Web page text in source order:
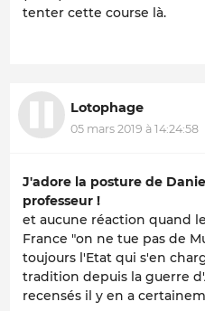
tenter cette course là.
Lotophage
05 mars 2019 à 14:24:58
J'adore la posture de
professeur !
et aucune réaction quand
France "on ne tue pas de
toujours l'Etat qui s'en
tradition depuis la guerre
recensés il y en a